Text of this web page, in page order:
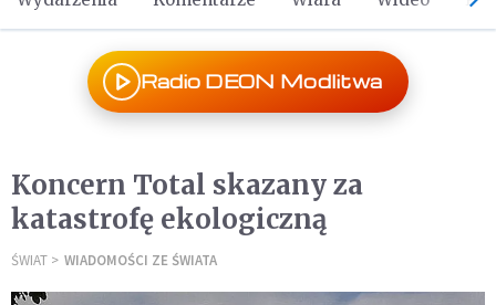
Radio DEON Modlitwa
Koncern Total skazany za
katastrofę ekologiczną
ŚWIAT WIADOMOŚCI ZE ŚWIATA